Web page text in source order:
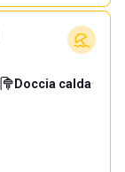
Doccia calda·